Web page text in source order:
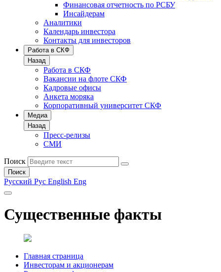
Финансовая отчетность по РСБУ
Инсайдерам
Аналитики
Календарь инвестора
Контакты для инвесторов
Работа в СКФ
Назад
Работа в СКФ
Вакансии на флоте СКФ
Кадровые офисы
Анкета моряка
Корпоративный университет СКФ
Медиа
Назад
Пресс-релизы
СМИ
Поиск
Поиск
Русский Рус English Eng
Существенные факты
Главная страница
Инвесторам и акционерам